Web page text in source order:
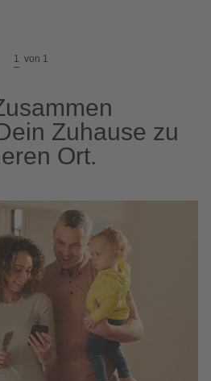
1 von 1
Zuhause zu
Ort.